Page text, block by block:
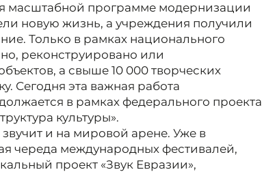
масштабной программе модернизации
новую жизнь, а учреждения получили
Только в рамках национального
реконструировано или
а свыше 10 000 творческих
Сегодня эта важная работа
в рамках федерального проекта
культуры».
и на мировой арене. Уже в
череда международных фестивалей,
проект «Звук Евразии»,